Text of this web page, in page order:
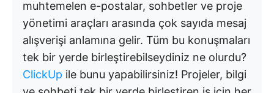
muhtemelen e-postalar, sohbetler ve proje
yönetimi araçları arasında çok sayıda mesaj
alışverişi anlamına gelir. Tüm bu konuşmaları
tek bir yerde birleştirebilseydiniz ne olurdu?
ClickUp ile bunu yapabilirsiniz! Projeler, bilgi